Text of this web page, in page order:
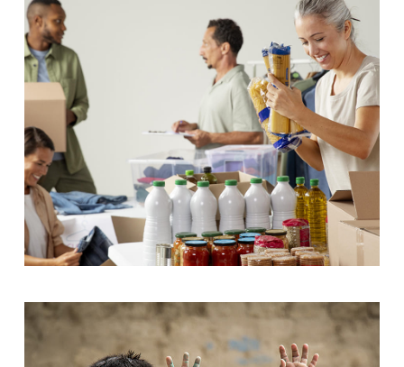
Clean Water
Food for All